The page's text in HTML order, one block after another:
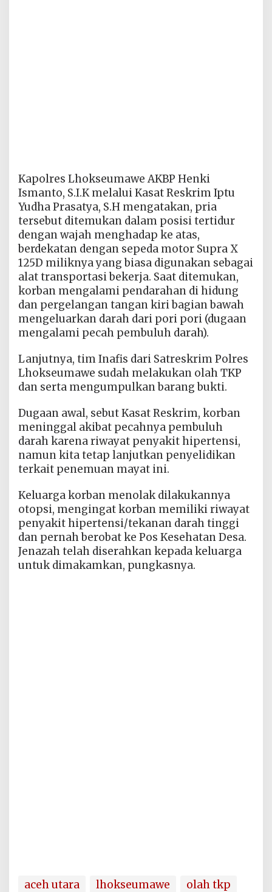
Kapolres Lhokseumawe AKBP Henki
Ismanto, S.I.K melalui Kasat Reskrim Iptu
Yudha Prasatya, S.H mengatakan, pria
tersebut ditemukan dalam posisi tertidur
dengan wajah menghadap ke atas,
berdekatan dengan sepeda motor Supra X
125D miliknya yang biasa digunakan sebagai
alat transportasi bekerja. Saat ditemukan,
korban mengalami pendarahan di hidung
dan pergelangan tangan kiri bagian bawah
mengeluarkan darah dari pori pori (dugaan
mengalami pecah pembuluh darah).
Lanjutnya, tim Inafis dari Satreskrim Polres
Lhokseumawe sudah melakukan olah TKP
dan serta mengumpulkan barang bukti.
Dugaan awal, sebut Kasat Reskrim, korban
meninggal akibat pecahnya pembuluh
darah karena riwayat penyakit hipertensi,
namun kita tetap lanjutkan penyelidikan
terkait penemuan mayat ini.
Keluarga korban menolak dilakukannya
otopsi, mengingat korban memiliki riwayat
penyakit hipertensi/tekanan darah tinggi
dan pernah berobat ke Pos Kesehatan Desa.
Jenazah telah diserahkan kepada keluarga
untuk dimakamkan, pungkasnya.
aceh utara lhokseumawe
olah tkp